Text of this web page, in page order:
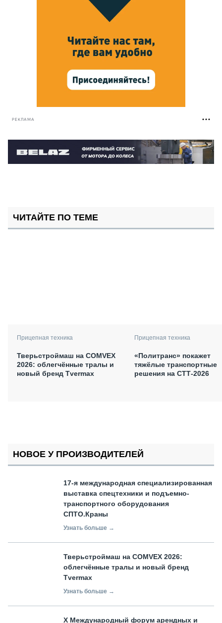
РЕКЛАМА
ЧИТАЙТЕ ПО ТЕМЕ
Прицепная техника
Тверьстроймаш на COMVEX
2026: облегчённые тралы и
новый бренд Tvermax
Прицепная техника
«Политранс» покажет
тяжёлые транспортные
решения на СТТ-2026
НОВОЕ У ПРОИЗВОДИТЕЛЕЙ
17-я международная специализированная
выставка спецтехники и подъемно-
транспортного оборудования
СПТО.Краны
Узнать больше →
Тверьстроймаш на COMVEX 2026:
облегчённые тралы и новый бренд
Tvermax
Узнать больше →
X Международный форум арендных и